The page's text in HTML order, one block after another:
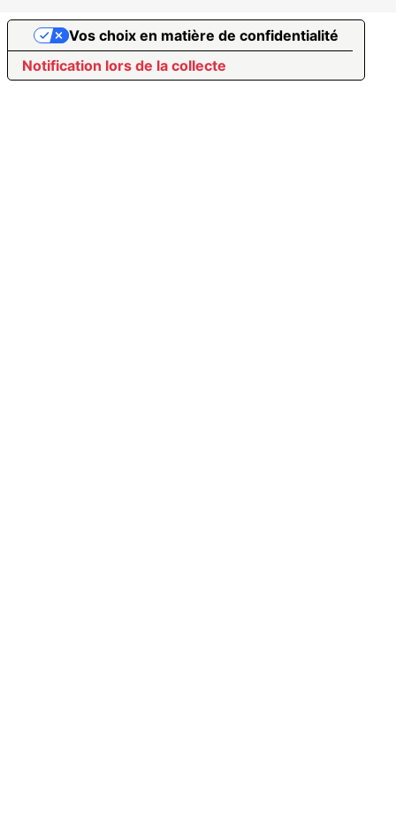
Notification lors de la collecte
Vos choix en matière de confidentialité